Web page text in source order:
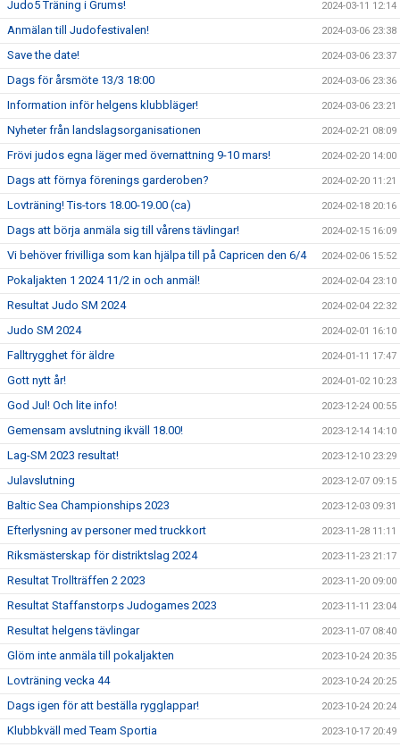
Judo5 Träning i Grums! 2024-03-11 12:14
Anmälan till Judofestivalen! 2024-03-06 23:38
Save the date! 2024-03-06 23:37
Dags för årsmöte 13/3 18:00 2024-03-06 23:36
Information inför helgens klubbläger! 2024-03-06 23:21
Nyheter från landslagsorganisationen 2024-02-21 08:09
Frövi judos egna läger med övernattning 9-10 mars! 2024-02-20 14:00
Dags att förnya förenings garderoben? 2024-02-20 11:21
Lovträning! Tis-tors 18.00-19.00 (ca) 2024-02-18 20:16
Dags att börja anmäla sig till vårens tävlingar! 2024-02-15 16:09
Vi behöver frivilliga som kan hjälpa till på Capricen den 6/4 2024-02-06 15:52
Pokaljakten 1 2024 11/2 in och anmäl! 2024-02-04 23:10
Resultat Judo SM 2024 2024-02-04 22:32
Judo SM 2024 2024-02-01 16:10
Falltrygghet för äldre 2024-01-11 17:47
Gott nytt år! 2024-01-02 10:23
God Jul! Och lite info! 2023-12-24 00:55
Gemensam avslutning ikväll 18.00! 2023-12-14 14:10
Lag-SM 2023 resultat! 2023-12-10 23:29
Julavslutning 2023-12-07 09:15
Baltic Sea Championships 2023 2023-12-03 09:31
Efterlysning av personer med truckkort 2023-11-28 11:11
Riksmästerskap för distriktslag 2024 2023-11-23 21:17
Resultat Trollträffen 2 2023 2023-11-20 09:00
Resultat Staffanstorps Judogames 2023 2023-11-11 23:04
Resultat helgens tävlingar 2023-11-07 08:40
Glöm inte anmäla till pokaljakten 2023-10-24 20:35
Lovträning vecka 44 2023-10-24 20:25
Dags igen för att beställa rygglappar! 2023-10-24 20:24
Klubbkväll med Team Sportia 2023-10-17 20:49